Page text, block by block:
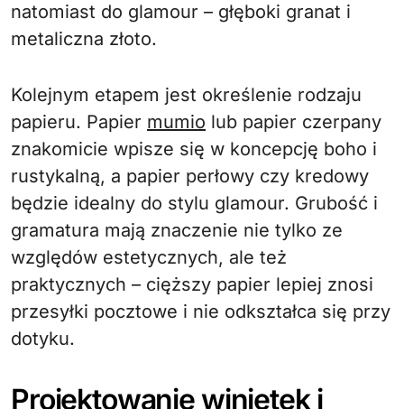
natomiast do glamour – głęboki granat i
metaliczna złoto.
Kolejnym etapem jest określenie rodzaju
papieru. Papier mumio lub papier czerpany
znakomicie wpisze się w koncepcję boho i
rustykalną, a papier perłowy czy kredowy
będzie idealny do stylu glamour. Grubość i
gramatura mają znaczenie nie tylko ze
względów estetycznych, ale też
praktycznych – cięższy papier lepiej znosi
przesyłki pocztowe i nie odkształca się przy
dotyku.
Projektowanie winietek i